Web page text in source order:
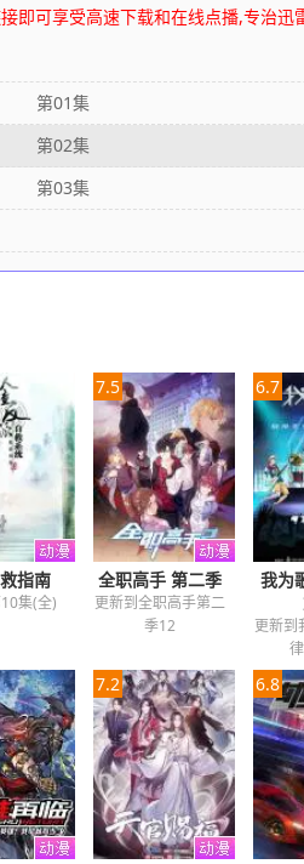
即可享受高速下载和在线点播,专治迅
第01集
第02集
第03集
指南
集(全)
7.5
全职高手 第二季
更新到全职高手第二
季12
6.7
我为
更新到
7.2 6.8